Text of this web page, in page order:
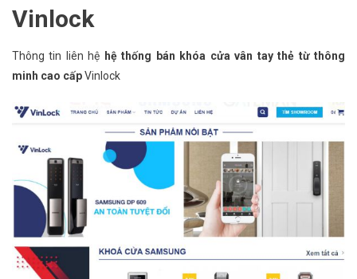
Vinlock
Thông tin liên hệ hệ thống bán khóa cửa vân tay thẻ từ thông
minh cao cấpVinlock